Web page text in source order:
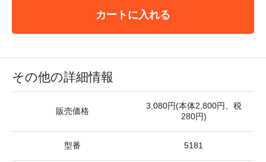
カートに入れる
その他の詳細情報
販売価格
3,080円(本体2,800円、税
280円)
型番 5181